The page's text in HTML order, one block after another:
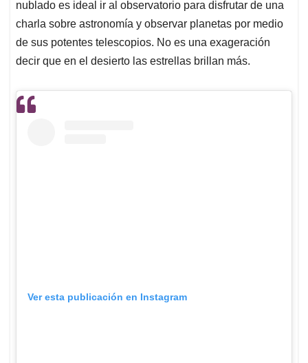
nublado es ideal ir al observatorio para disfrutar de una
charla sobre astronomía y observar planetas por medio
de sus potentes telescopios. No es una exageración
decir que en el desierto las estrellas brillan más.
Ver esta publicación en Instagram